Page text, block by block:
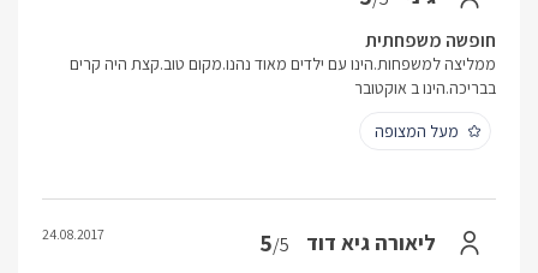
חופשה משפחתית
ממליצה למשפחות.הינו עם ילדים מאוד נהנו.מקום טוב.קצת היה קרים
בבריכה.הינו ב אוקטובר
מעל המצופה
ליאורה גיא דוד 5/5
24.08.2017